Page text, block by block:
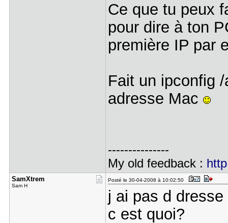
Ce que tu peux
pour dire à ton
première IP par
Fait un ipconfig
adresse Mac
---------------
My old feedback :
SamXtrem
Sam H
Posté le 30-04-2008 à 10:02:50
j ai pas d dresse
c est quoi?